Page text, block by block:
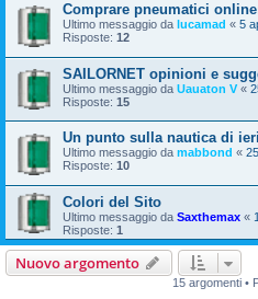
Comprare pneumatici
Ultimo messaggio da lucamad « 5
Risposte: 12
SAILORNET opinioni e
Ultimo messaggio da Uauaton V «
Risposte: 15
Un punto sulla nautica di
Ultimo messaggio da mabbond «
Risposte: 10
Colori del Sito
Ultimo messaggio da Saxthemax «
Risposte: 1
Nuovo argomento
15 argomenti •